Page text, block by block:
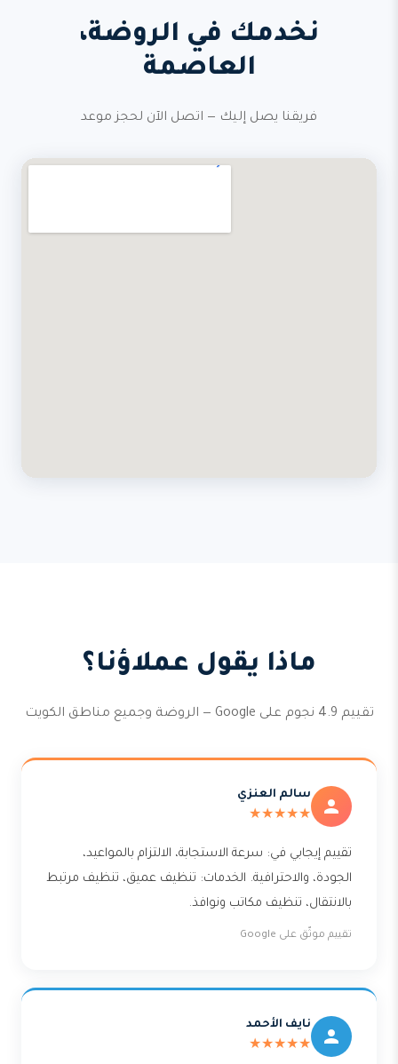
نخدمك في الروضة،
العاصمة
فريقنا يصل إليك — اتصل الآن لحجز موعد
ماذا يقول عملاؤنا؟
تقييم 4.9 نجوم على Google — الروضة وجميع مناطق الكويت
سالم العنزي
★★★★★
تقييم إيجابي في: سرعة الاستجابة، الالتزام بالمواعيد،
الجودة، والاحترافية. الخدمات: تنظيف عميق، تنظيف مرتبط
بالانتقال، تنظيف مكاتب ونوافذ.
تقييم موثّق على Google
نايف الأحمد
★★★★★